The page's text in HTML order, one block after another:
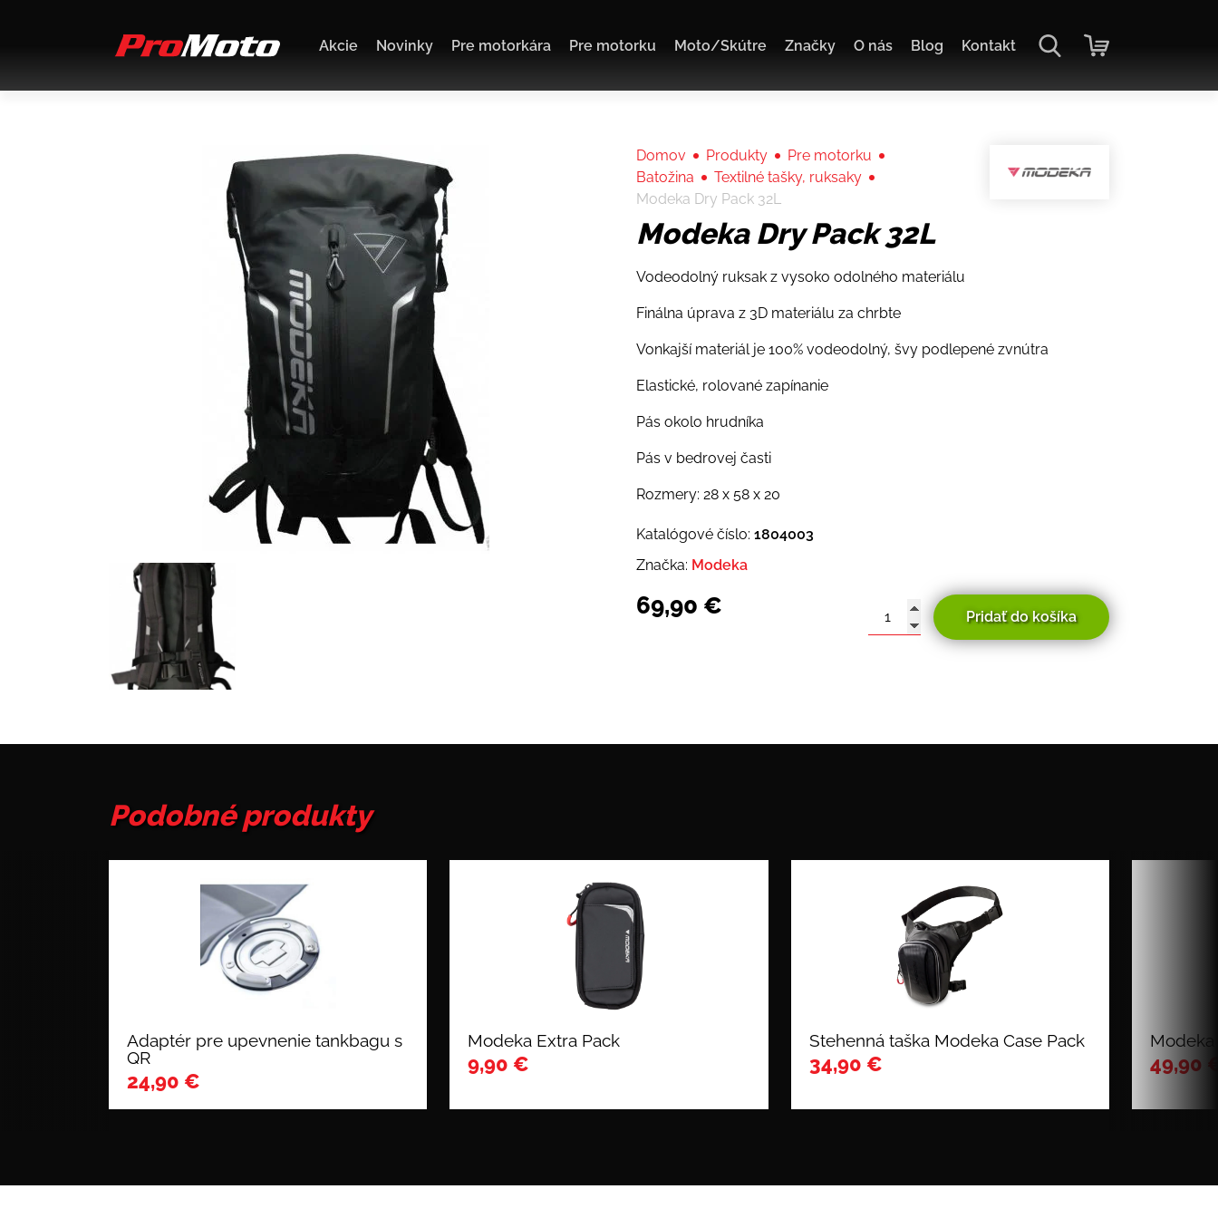
Akcie Novinky Pre motorkára Pre motorku Moto/Skútre Značky O nás Blog Kontakt
Domov Produkty
Pre motorku
Batožina
Textilné tašky, ruksaky
Modeka Dry Pack 32L
Modeka Dry Pack 32L
Vodeodolný ruksak z vysoko odolného materiálu
Finálna úprava z 3D materiálu za chrbte
Vonkajší materiál je 100% vodeodolný, švy podlepené zvnútra
Elastické, rolované zapínanie
Pás okolo hrudníka
Pás v bedrovej časti
Rozmery: 28 x 58 x 20
Katalógové číslo: 1804003
Značka: Modeka
69,90 €
množstvo
Modeka
Pridať do košíka
Podobné produkty
Adaptér pre upevnenie tankbagu s
QR
24,90 €
Modeka Extra Pack
9,90 €
Stehenná taška Modeka Case Pack
34,90 € 49,90